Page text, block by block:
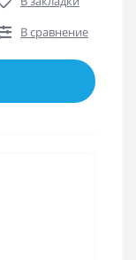
В сравнение